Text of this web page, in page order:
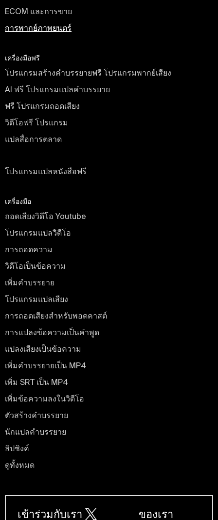
ECOM และการขาย
การพากย์ภาพยนตร์
เครื่องมือฟรี
โปรแกรมสร้างคำบรรยายฟรี โปรแกรมพากย์เสียง
AI ฟรี โปรแกรมแปลคำบรรยาย
ฟรี โปรแกรมถอดเสียง
วิดีโอฟรี โปรแกรม
แปลสื่อการตลาด
โปรแกรมแปลหนังสือฟรี
เครื่องมือ
ถอดเสียงวิดีโอ Youtube
โปรแกรมแปลวิดีโอ
การถอดความ
วิดีโอเป็นข้อความ
เพิ่มคําบรรยาย
โปรแกรมแปลเสียง
การถอดเสียงสําหรับพอดคาสต์
การแปลงข้อความเป็นคําพูด
แปลงเสียงเป็นข้อความ
เพิ่มคําบรรยายเป็น MP4
เพิ่ม SRT เป็น MP4
เพิ่มข้อความลงในวิดีโอ
ตัวสร้างคําบรรยาย
นักแปลคําบรรยาย
ลิปซิงค์
ดูทั้งหมด
เข้าร่วมกับเรา ของเรา